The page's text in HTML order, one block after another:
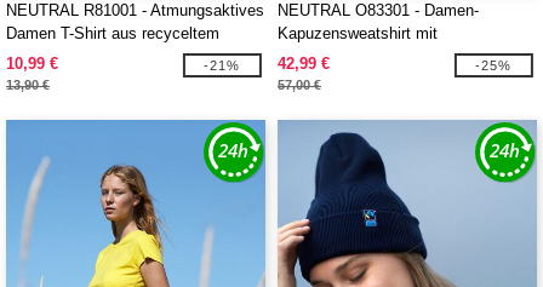
NEUTRAL R81001 - Atmungsaktives
Damen T-Shirt aus recyceltem
Polyester
10,99 €
13,90 €
-21%
NEUTRAL O83301 - Damen-
Kapuzensweatshirt mit
Reißverschluss
42,99 €
57,00 €
-25%